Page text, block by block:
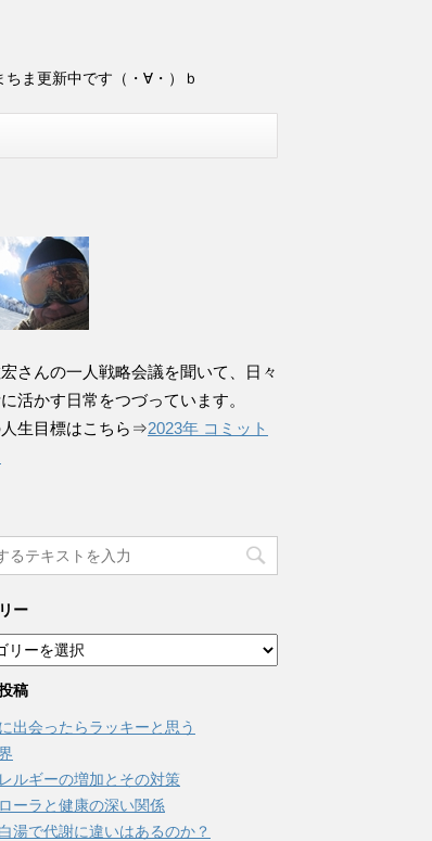
ま更新中です（・∀・）ｂ
さんの一人戦略会議を聞いて、日々
活かす日常をつづっています。
生目標はこちら⇒2023年 コミット
ー
稿
出会ったらラッキーと思う
ルギーの増加とその対策
ーラと健康の深い関係
湯で代謝に違いはあるのか？